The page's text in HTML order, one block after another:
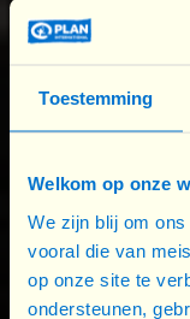
Toestemming
Welkom op onze
We zijn blij om
vooral die van
op onze site te
ondersteunen,
Ik